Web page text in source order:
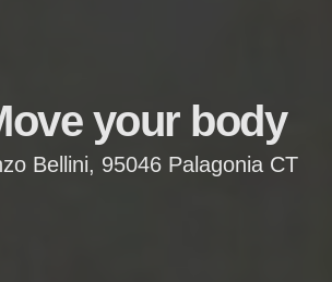
your body
Bellini, 95046 Palagonia CT